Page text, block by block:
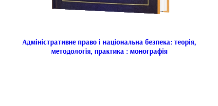
Адміністративне право і національна безпека: теорія,
методологія, практика : монографія